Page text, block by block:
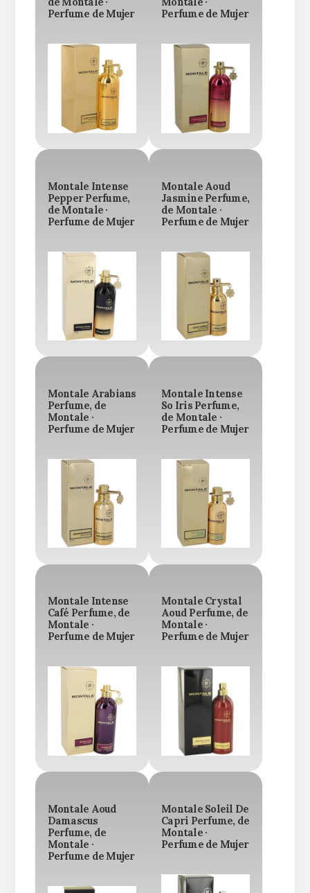
Perfume de Mujer
Perfume de Mujer
Montale Intense
Pepper Perfume,
de Montale ·
Perfume de Mujer
Montale Aoud
Jasmine Perfume,
de Montale ·
Perfume de Mujer
Montale Arabians
Perfume, de
Montale ·
Perfume de Mujer
Montale Intense
So Iris Perfume,
de Montale ·
Perfume de Mujer
Montale Intense
Café Perfume, de
Montale ·
Perfume de Mujer
Montale Crystal
Aoud Perfume, de
Montale ·
Perfume de Mujer
Montale Aoud
Damascus
Perfume, de
Montale ·
Perfume de Mujer
Montale Soleil De
Capri Perfume, de
Montale ·
Perfume de Mujer